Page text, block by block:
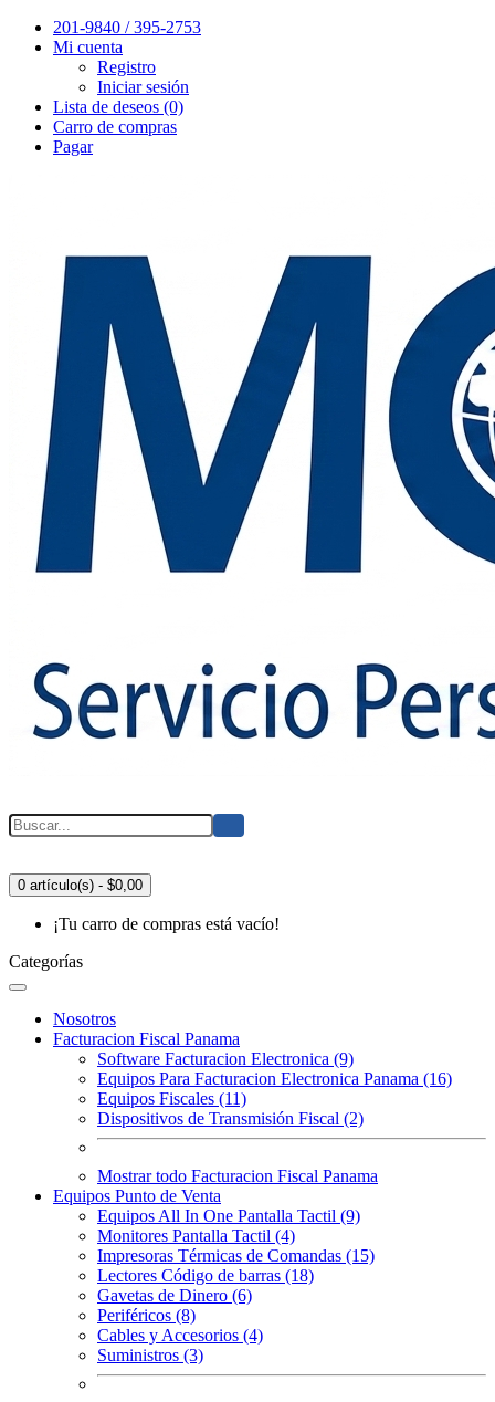
201-9840 / 395-2753
Mi cuenta
Registro
Iniciar sesión
Lista de deseos (0)
Carro de compras
Pagar
0 artículo(s) - $0,00
¡Tu carro de compras está vacío!
Categorías
Nosotros
Facturacion Fiscal Panama
Software Facturacion Electronica (9)
Equipos Para Facturacion Electronica Panama (16)
Equipos Fiscales (11)
Dispositivos de Transmisión Fiscal (2)
Mostrar todo Facturacion Fiscal Panama
Equipos Punto de Venta
Equipos All In One Pantalla Tactil (9)
Monitores Pantalla Tactil (4)
Impresoras Térmicas de Comandas (15)
Lectores Código de barras (18)
Gavetas de Dinero (6)
Periféricos (8)
Cables y Accesorios (4)
Suministros (3)